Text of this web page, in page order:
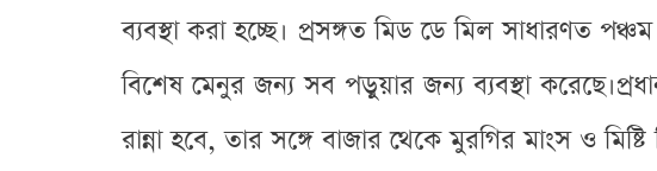
ব্যবস্থা করা হচ্ছে। প্রসঙ্গত মিড ডে মিল সাধারণত
বিশেষ মেনুর জন্য সব পড়ুয়ার জন্য ব্যবস্থা
রান্না হবে, তার সঙ্গে বাজার থেকে মুরগির মাংস ও